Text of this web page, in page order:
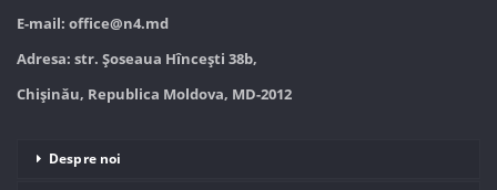
E-mail: office@n4.md
Adresa: str. Șoseaua Hînceşti 38b,
Chișinău, Republica Moldova, MD-2012
Despre noi